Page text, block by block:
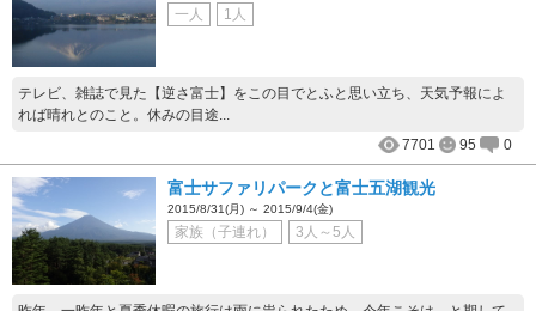
一人 1人
テレビ、雑誌で見た【逆さ富士】をこの目でとふと思い立ち、天気予報によ
れば晴れとのこと。休みの目途...
7701
95 0
富士サファリパークと富士五湖観光
2015/8/31(月) ～ 2015/9/4(金)
家族（子連れ） 3人～5人